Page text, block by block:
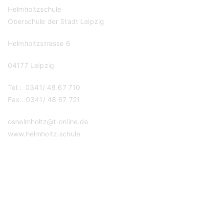
Helmholtzschule
Oberschule der Stadt Leipzig
Helmholtzstrasse 6
04177 Leipzig
Tel.: 0341/ 48 67 710
Fax.: 0341/ 48 67 721
oshelmholtz@t-online.de
www.helmholtz.schule